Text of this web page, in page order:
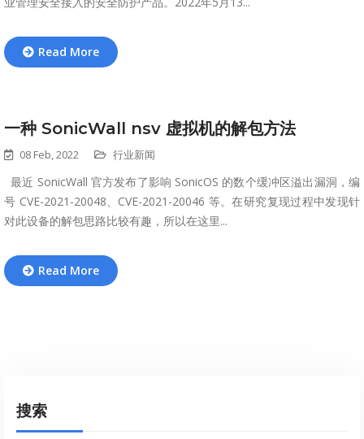
Read More
一种 SonicWall nsv 虚拟机的解包方法
08 Feb, 2022 行业新闻
最近 SonicWall 官方发布了影响 SonicOS 的数个缓冲区溢出漏洞，编
号 CVE-2021-20048、CVE-2021-20046 等。在研究复现过程中发现针
对此设备的解包思路比较有趣，所以在这里...
Read More
搜索